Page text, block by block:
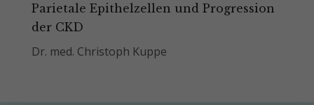
Parietale Epithelzellen und Progression
der CKD
Dr. med. Christoph Kuppe